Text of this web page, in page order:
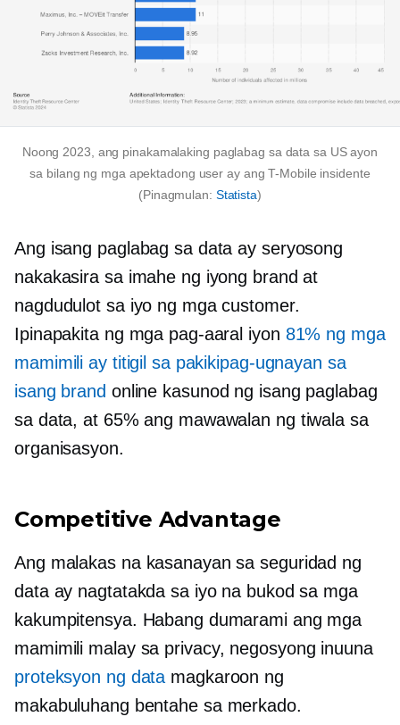
Noong 2023, ang pinakamalaking paglabag sa data sa US ayon
sa bilang ng mga apektadong user ay angT-Mobile insidente
(Pinagmulan: Statista)
Ang isang paglabag sa data ay seryosong
nakakasira sa imahe ng iyong brand at
nagdudulot sa iyo ng mga customer.
Ipinapakita ng mga pag-aaral iyon 81% ng mga
mamimili ay titigil sa pakikipag-ugnayan sa
isang brand online kasunod ng isang paglabag
sa data, at 65% ang mawawalan ng tiwala sa
organisasyon.
Competitive Advantage
Ang malakas na kasanayan sa seguridad ng
data ay nagtatakda sa iyo na bukod sa mga
kakumpitensya. Habang dumarami ang mga
mamimili malay sa privacy, negosyong inuuna
proteksyon ng data magkaroon ng
makabuluhang bentahe sa merkado.